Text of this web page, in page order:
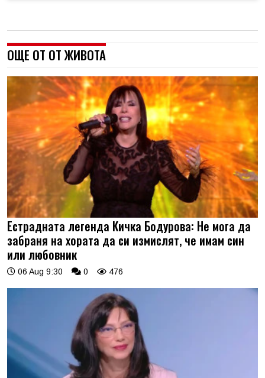
ОЩЕ ОТ ОТ ЖИВОТА
Естрадната легенда Кичка Бодурова: Не мога да
забраня на хората да си измислят, че имам син
или любовник
06 Aug 9:30 0 476